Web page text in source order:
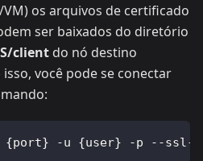
os arquivos de certificado
ser baixados do diretório
client do nó destino
você pode se conectar
{port} -u {user} -p --ssl-